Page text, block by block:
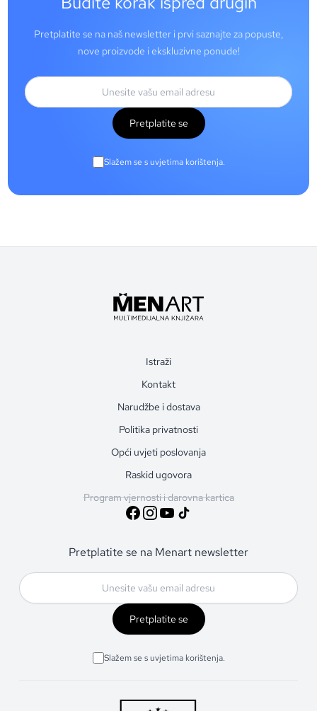
Pretplatite se na naš newsletter i prvi saznajte za popuste,
nove proizvode i ekskluzivne ponude!
Pretplatite se
Slažem se s uvjetima korištenja.
Istraži
Kontakt
Narudžbe i dostava
Politika privatnosti
Opći uvjeti poslovanja
Raskid ugovora
Program vjernosti i darovna kartica
Pretplatite se na Menart newsletter
Pretplatite se
Slažem se s uvjetima korištenja.